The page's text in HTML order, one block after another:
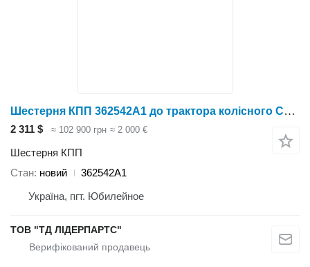
Шестерня КПП 362542A1 до трактора колісного Case IH STX
2 311 $ ≈ 102 900 грн ≈ 2 000 €
Шестерня КПП
Стан новий
362542A1
Україна, пгт. Юбилейное
ТОВ "ТД ЛІДЕРПАРТС"